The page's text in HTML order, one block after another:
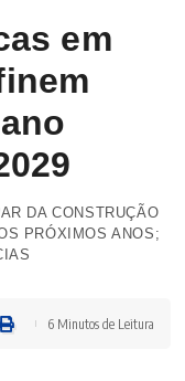
em
DA CONSTRUÇÃO
PRÓXIMOS ANOS;
6 Minutos de Leitura